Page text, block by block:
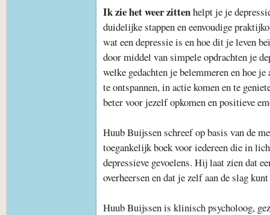
Ik zie het weer zittenhelpt je je
duidelijke stappen en eenvoudige
wat een depressie is en hoe dit je leven
door middel van simpele opdrachten je
welke gedachten je belemmeren en hoe
te ontspannen, in actie komen en te
beter voor jezelf opkomen en positieve
Huub Buijssen schreef op basis van de
toegankelijk boek voor iedereen die in
depressieve gevoelens. Hij laat zien dat
overheersen en dat je zelf aan de slag
Huub Buijssen is klinisch psycholoog,